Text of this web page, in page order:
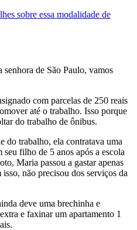
sobre essa modalidade de
de São Paulo, vamos
com parcelas de 250 reais
até o trabalho. Isso porque
do trabalho de ônibus.
do trabalho, ela contratava uma
filho de 5 anos após a escola
Maria passou a gastar apenas
não precisou dos serviços da
deve uma brechinha e
e faxinar um apartamento 1